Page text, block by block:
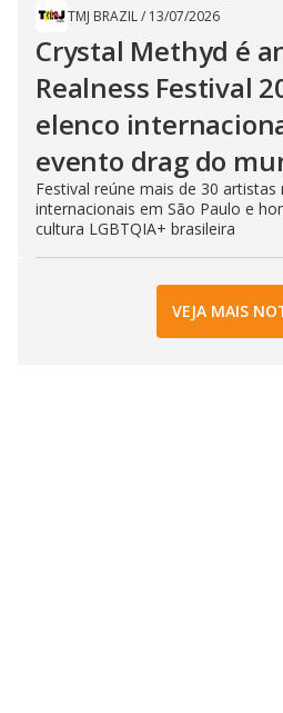
TMJ BRAZIL/ 13/07/2026
Crystal Methyd é
Realness Festival
elenco
evento drag do
Festival reúne mais de 30 artistas
internacionais em São Paulo e
cultura LGBTQIA+ brasileira
VEJA MAIS